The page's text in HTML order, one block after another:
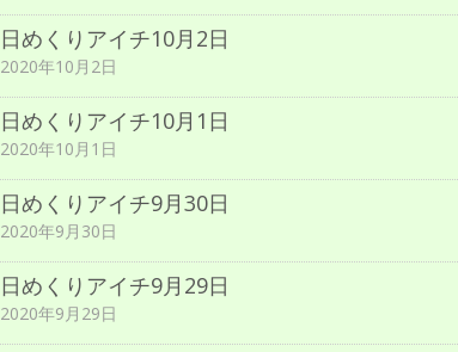
日めくりアイチ10月2日
2020年10月2日
日めくりアイチ10月1日
2020年10月1日
日めくりアイチ9月30日
2020年9月30日
日めくりアイチ9月29日
2020年9月29日